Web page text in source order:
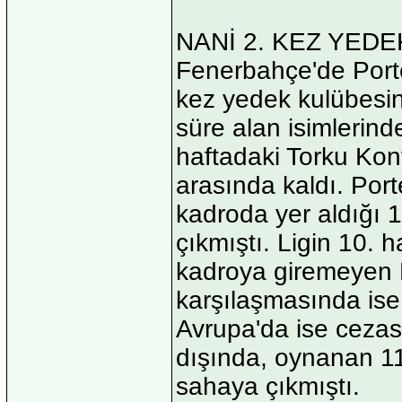
NANİ 2. KEZ
Fenerbahçe'de
kez yedek
süre alan
haftadaki Torku
arasında kaldı.
kadroda yer aldığı
çıkmıştı. Ligin 10.
kadroya
karşılaşmasında
Avrupa'da ise
dışında, oynanan
sahaya çıkmıştı.